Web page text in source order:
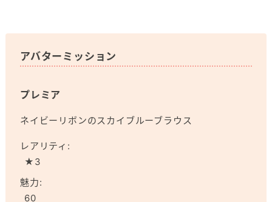
アバターミッション
プレミア
ネイビーリボンのスカイブルーブラウス
レアリティ:
★3
魅力:
60